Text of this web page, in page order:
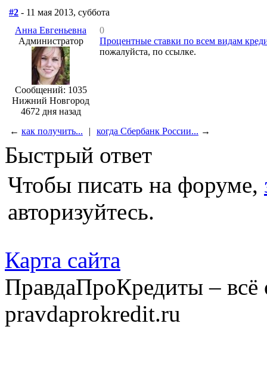
#2 - 11 мая 2013, суббота
Анна Евгеньевна
Администратор
Сообщений: 1035
Нижний Новгород
4672 дня назад
0
Процентные ставки по всем видам
пожалуйста, по ссылке.
← как получить... | когда Сбербанк России... →
Быстрый ответ
Чтобы писать на форуме,
авторизуйтесь.
Карта сайта
ПравдаПроКредиты –
pravdaprokredit.ru